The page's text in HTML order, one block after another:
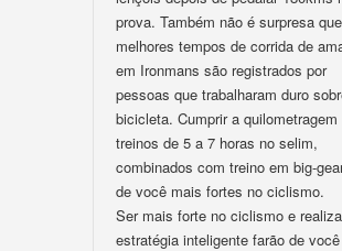
prova. Também não é surpresa
melhores tempos de corrida de
em Ironmans são registrados por
pessoas que trabalharam duro
bicicleta. Cumprir a quilometragem
treinos de 5 a 7 horas no selim,
combinados com treino em big-
de você mais fortes no ciclismo.
Ser mais forte no ciclismo e
estratégia inteligente farão de